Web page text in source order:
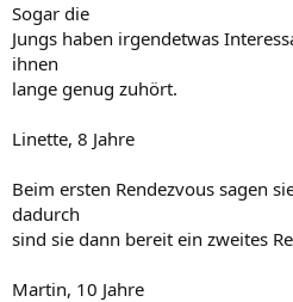
Sogar die
Jungs haben irgendetwas
ihnen
lange genug zuhört.
Linette, 8 Jahre
Beim ersten Rendezvous sagen
dadurch
sind sie dann bereit ein zweites
Martin, 10 Jahre